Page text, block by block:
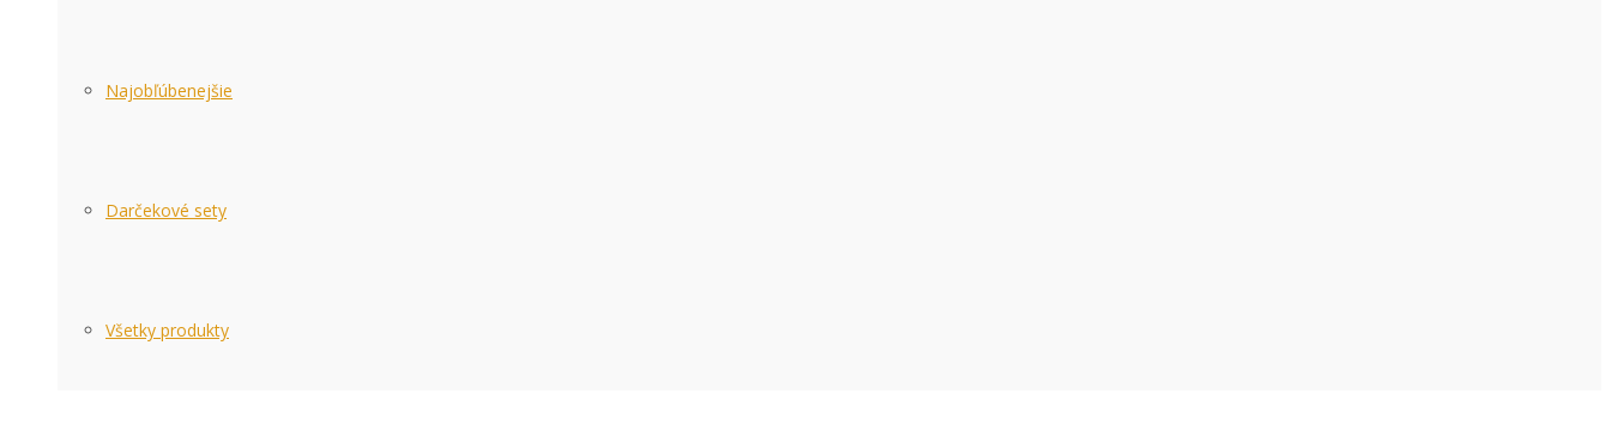
Najobľúbenejšie
Darčekové sety
Všetky produkty